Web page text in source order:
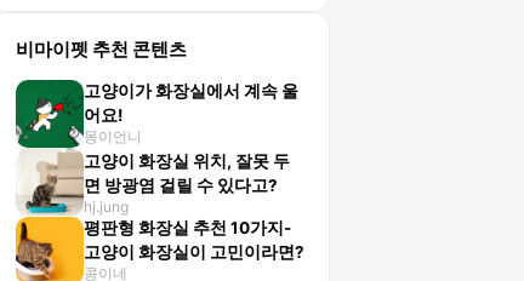
비마이펫 추천 콘텐츠
고양이가 화장실에서 계속 울
어요!
몽이언니
고양이 화장실 위치, 잘못 두
면 방광염 걸릴 수 있다고?
hj.jung
평판형 화장실 추천 10가지-
고양이 화장실이 고민이라면?
콩이네